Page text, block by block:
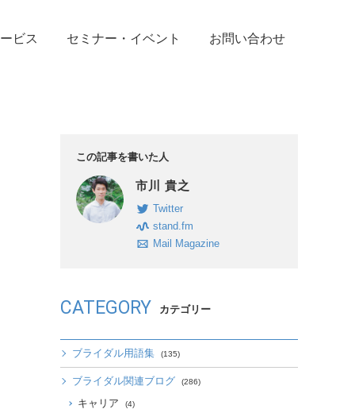
ビス セミナー・イベント お問い合わせ
この記事を書いた人
市川 貴之
Twitter
stand.fm
Mail Magazine
CATEGORY カテゴリー
ブライダル用語集 (135)
ブライダル関連ブログ (286)
キャリア (4)